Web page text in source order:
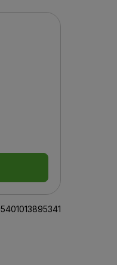
5401013895341